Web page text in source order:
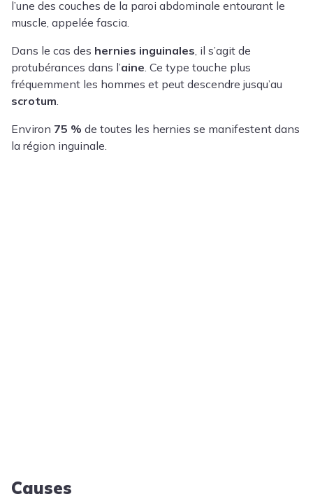
l’une des couches de la paroi abdominale entourant le
muscle, appelée fascia.
Dans le cas des hernies inguinales, il s’agit de
protubérances dans l’aine. Ce type touche plus
fréquemment les hommes et peut descendre jusqu’au
scrotum.
Environ 75 % de toutes les hernies se manifestent dans
la région inguinale.
Causes